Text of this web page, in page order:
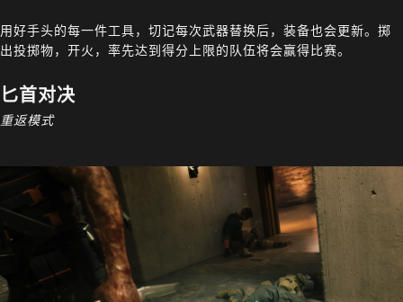
用好手头的每一件工具，切记每次武器替换后，装备也会更新。掷
出投掷物，开火，率先达到得分上限的队伍将会赢得比赛。
匕首对决
重返模式